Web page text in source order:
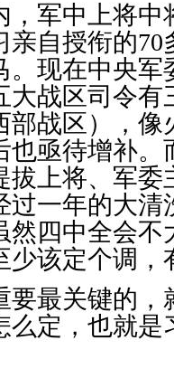
，军中上将中
亲自授衔的70
。现在中央军
大战区司令
部战区），像
也亟待增补。
拔上将、军委
过一年的大清
然四中全会不
少该定个调，
要最关键的，
么定，也就是